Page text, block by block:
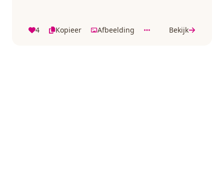
4 Kopieer Afbeelding Bekijk